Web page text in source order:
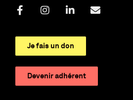
Je fais un don
Devenir adhérent